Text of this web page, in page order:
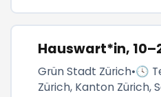
Hauswart*in,
Grün Stadt Zürich•🕓
Zürich, Kanton Zürich,